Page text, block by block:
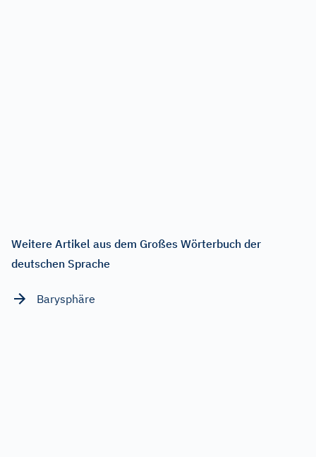
Weitere Artikel aus dem Großes Wörterbuch der
deutschen Sprache
Barysphäre